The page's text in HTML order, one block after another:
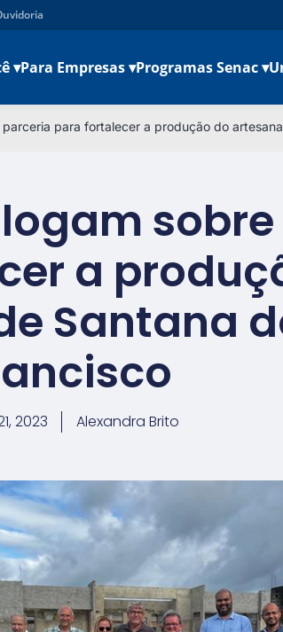
▾Para Empresas ▾Programas Senac ▾
para fortalecer a produção do
a
Santana
2023 Alexandra Brito